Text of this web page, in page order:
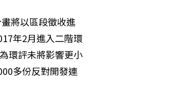
將以區段徵收進
年2月進入二階環
環評未將影響更小
多份反對開發連